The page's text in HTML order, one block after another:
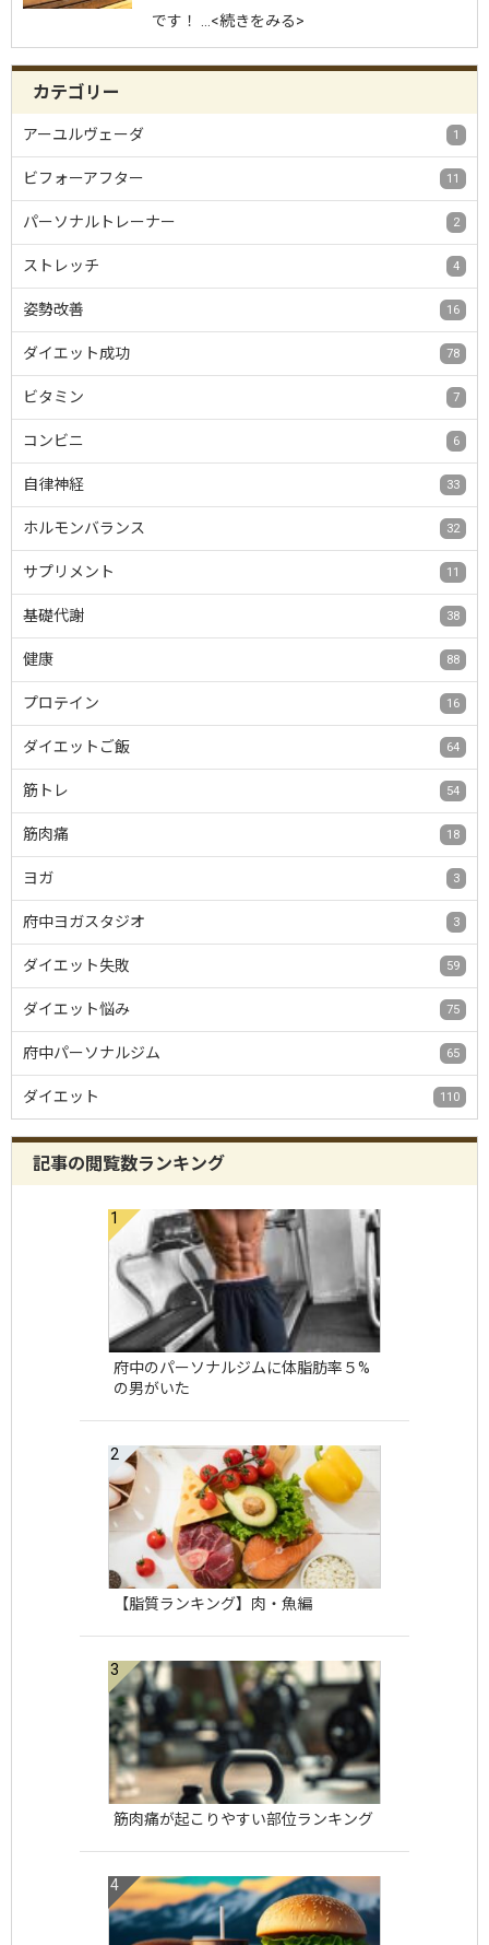
です！ …<続きをみる>
カテゴリー
アーユルヴェーダ 1
ビフォーアフター 11
パーソナルトレーナー 2
ストレッチ 4
姿勢改善 16
ダイエット成功 78
ビタミン 7
コンビニ 6
自律神経 33
ホルモンバランス 32
サプリメント 11
基礎代謝 38
健康 88
プロテイン 16
ダイエットご飯 64
筋トレ 54
筋肉痛 18
ヨガ 3
府中ヨガスタジオ 3
ダイエット失敗 59
ダイエット悩み 75
府中パーソナルジム 65
ダイエット 110
記事の閲覧数ランキング
府中のパーソナルジムに体脂肪率５%
の男がいた
【脂質ランキング】肉・魚編
筋肉痛が起こりやすい部位ランキング